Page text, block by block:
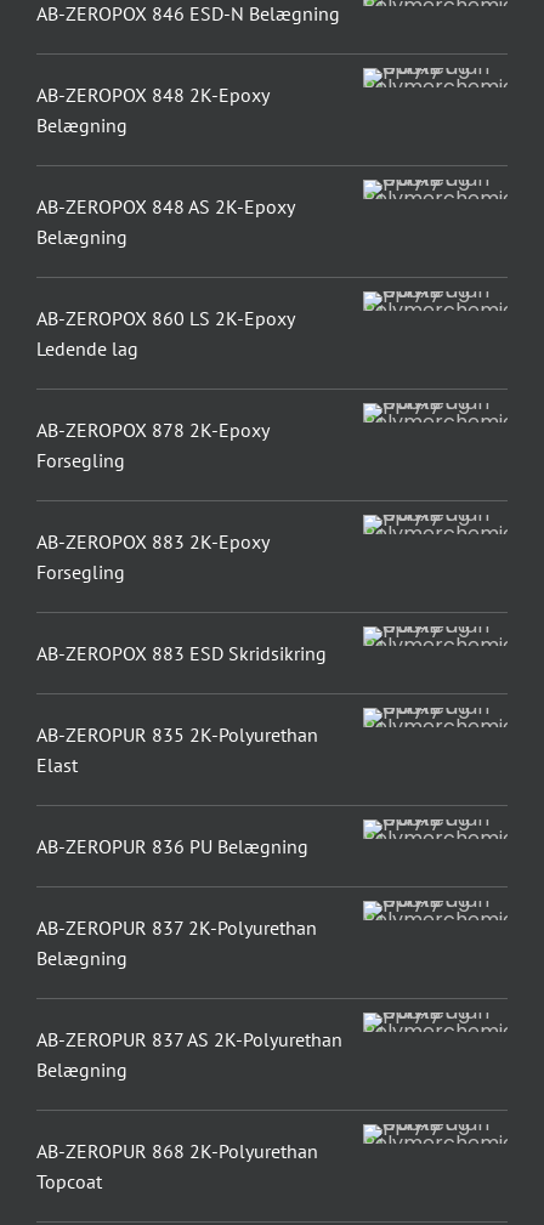
AB-ZEROPOX 846 ESD-N Belægning
AB-ZEROPOX 848 2K-Epoxy
Belægning
AB-ZEROPOX 848 AS 2K-Epoxy
Belægning
AB-ZEROPOX 860 LS 2K-Epoxy
Ledende lag
AB-ZEROPOX 878 2K-Epoxy
Forsegling
AB-ZEROPOX 883 2K-Epoxy
Forsegling
AB-ZEROPOX 883 ESD Skridsikring
AB-ZEROPUR 835 2K-Polyurethan
Elast
AB-ZEROPUR 836 PU Belægning
AB-ZEROPUR 837 2K-Polyurethan
Belægning
AB-ZEROPUR 837 AS 2K-Polyurethan
Belægning
AB-ZEROPUR 868 2K-Polyurethan
Topcoat